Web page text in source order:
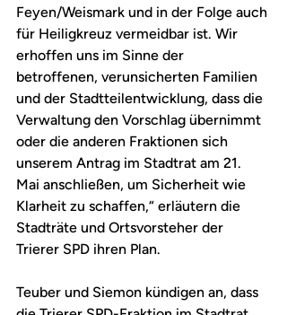
Feyen/Weismark und in der Folge auch
für Heiligkreuz vermeidbar ist. Wir
erhoffen uns im Sinne der
betroffenen, verunsicherten Familien
und der Stadtteilentwicklung, dass die
Verwaltung den Vorschlag übernimmt
oder die anderen Fraktionen sich
unserem Antrag im Stadtrat am 21.
Mai anschließen, um Sicherheit wie
Klarheit zu schaffen,“ erläutern die
Stadträte und Ortsvorsteher der
Trierer SPD ihren Plan.
Teuber und Siemon kündigen an, dass